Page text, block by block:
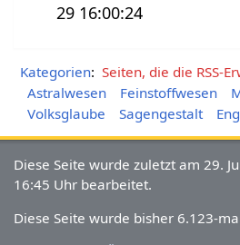
29 16:00:24
Kategorien: Seiten, die die RSS-
Astralwesen
Feinstoffwesen
Volksglaube
Sagengestalt
Diese Seite wurde zuletzt am 29.
16:45 Uhr bearbeitet.
Diese Seite wurde bisher 6.123-